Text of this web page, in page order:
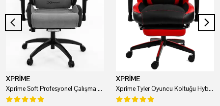
XPRİME
Xprime Soft Profesyonel Çalışma Ve Oyuncu Koltuğu
XPRİME
Xprime Tyler Oyuncu Koltuğu Hybrid Kumaş Kırmızı